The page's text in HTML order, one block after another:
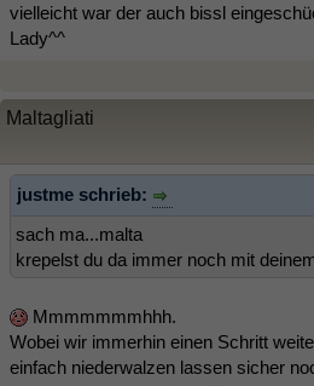
vielleicht war der auch bissl
Lady^^
Maltagliati
justme schrieb:
sach ma...malta
krepelst du da immer noch mit
Mmmmmmmhhh.
Wobei wir immerhin einen Schritt
einfach niederwalzen lassen sicher